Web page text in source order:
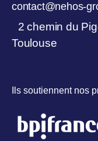
contact@nehos-
2 chemin du
Toulouse
Ils soutiennent nos